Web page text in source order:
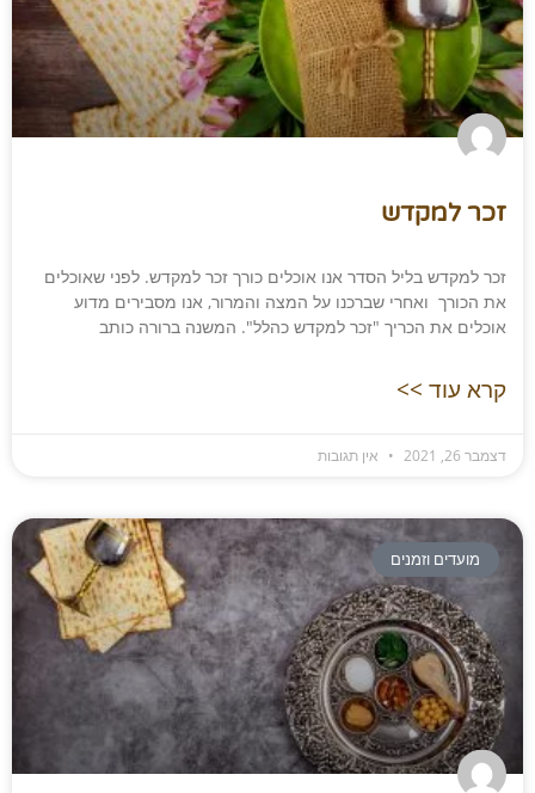
זכר למקדש​
זכר למקדש בליל הסדר אנו אוכלים כורך זכר למקדש. לפני שאוכלים
את הכורך ואחרי שברכנו על המצה והמרור, אנו מסבירים מדוע
אוכלים את הכריך "זכר למקדש כהלל". המשנה ברורה כותב
קרא עוד >>
דצמבר 26, 2021 אין תגובות
מועדים וזמנים